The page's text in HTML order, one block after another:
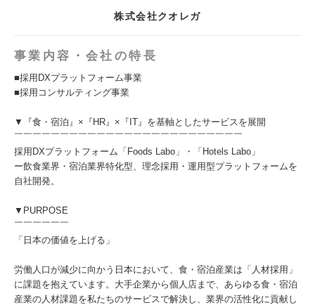
株式会社クオレガ
事業内容・会社の特長
■採用DXプラットフォーム事業
■採用コンサルティング事業
▼『食・宿泊』×『HR』×『IT』を基軸としたサービスを展開
￣￣￣￣￣￣￣￣￣￣￣￣￣￣￣￣￣￣￣￣￣￣￣￣￣
採用DXプラットフォーム「Foods Labo」・「Hotels Labo」
ー飲食業界・宿泊業界特化型、理念採用・運用型プラットフォームを
自社開発。
▼PURPOSE
￣￣￣￣￣￣
「日本の価値を上げる」
労働人口が減少に向かう日本において、食・宿泊産業は「人材採用」
に課題を抱えています。大手企業から個人店まで、あらゆる食・宿泊
産業の人材課題を私たちのサービスで解決し、業界の活性化に貢献し